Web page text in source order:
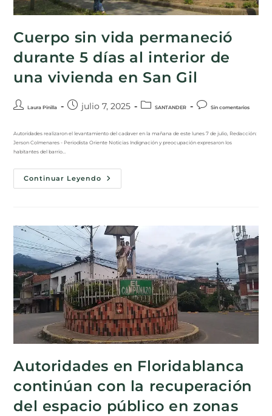
Cuerpo sin vida permaneció
durante 5 días al interior de
una vivienda en San Gil
Laura Pinilla julio 7, 2025 SANTANDER Sin comentarios
Autoridades realizaron el levantamiento del cadaver en la mañana de este lunes 7 de julio, Redacción:
Jerson Colmenares - Periodista Oriente Noticias Indignación y preocupación expresaron los
habitantes del barrio…
Continuar Leyendo
Autoridades en Floridablanca
continúan con la recuperación
del espacio público en zonas